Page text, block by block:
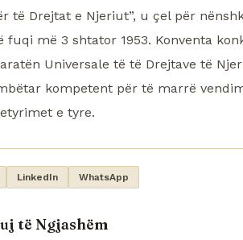
të Drejtat e Njeriut”, u çel për
fuqi më 3 shtator 1953. Konventa
Universale të të Drejtave të
kompetent për të marrë
e tyre.
LinkedIn WhatsApp
të Ngjashëm